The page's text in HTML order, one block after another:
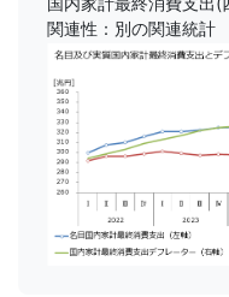
関連性：別の関連統計